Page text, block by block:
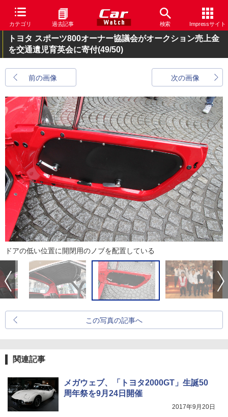
カテゴリ 過去記事 検索 Impressサイト
トヨタ スポーツ800オーナー協議会がオークション売上金
を交通遺児育英会に寄付(49/50)
前の画像 次の画像
ドアの低い位置に開閉用のノブを配置している
この写真の記事へ
関連記事
メガウェブ、「トヨタ2000GT」生誕50
周年祭を9月24日開催
2017年9月20日